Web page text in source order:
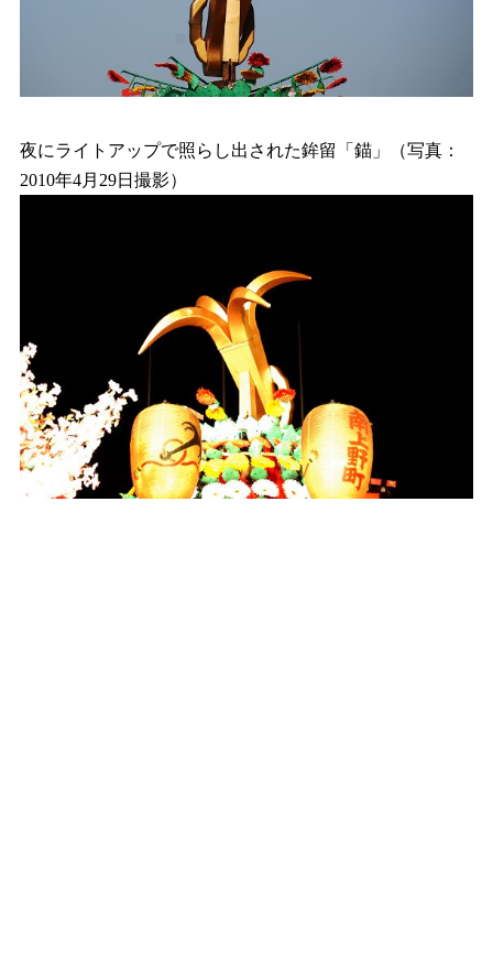
夜にライトアップで照らし出された鉾留「錨」（写真：
2010年4月29日撮影）